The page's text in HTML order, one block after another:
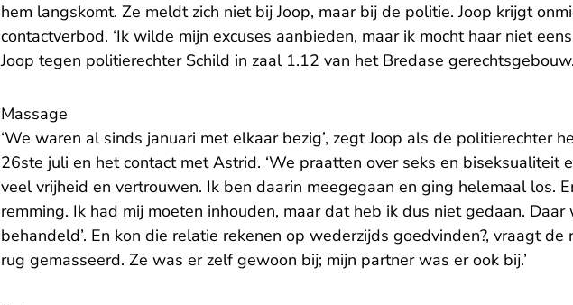
hem langskomt. Ze meldt zich niet bij Joop, maar bij de politie. Joop krijgt
contactverbod. ‘Ik wilde mijn excuses aanbieden, maar ik mocht haar niet
Joop tegen politierechter Schild in zaal 1.12 van het Bredase gerechtsgebouw.
Massage
‘We waren al sinds januari met elkaar bezig’, zegt Joop als de politierechter
26ste juli en het contact met Astrid. ‘We praatten over seks en biseksualiteit
veel vrijheid en vertrouwen. Ik ben daarin meegegaan en ging helemaal los.
remming. Ik had mij moeten inhouden, maar dat heb ik dus niet gedaan. Daar
behandeld’. En kon die relatie rekenen op wederzijds goedvinden?, vraagt de
rug gemasseerd. Ze was er zelf gewoon bij; mijn partner was er ook bij.’